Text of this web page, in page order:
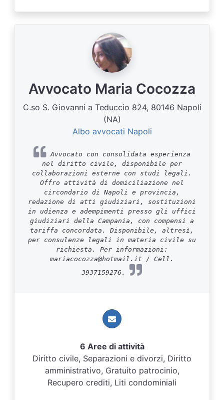
Avvocato Maria Cocozza
C.so S. Giovanni a Teduccio 824, 80146 Napoli
(NA)
Albo avvocati Napoli
Avvocato con consolidata esperienza
nel diritto civile, disponibile per
collaborazioni esterne con studi legali.
Offro attività di domiciliazione nel
circondario di Napoli e provincia,
redazione di atti giudiziari, sostituzioni
in udienza e adempimenti presso gli uffici
giudiziari della Campania, con compensi a
tariffa concordata. Disponibile, altresì,
per consulenze legali in materia civile su
richiesta. Per informazioni:
mariacocozza@hotmail.it / Cell.
3937159276.
6 Aree di attività
Diritto civile, Separazioni e divorzi, Diritto
amministrativo, Gratuito patrocinio,
Recupero crediti, Liti condominiali